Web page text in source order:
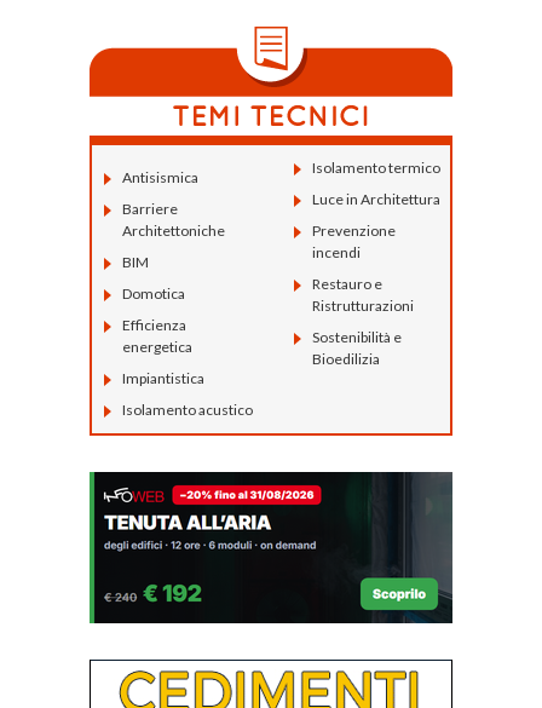
Antisismica
Barriere
Architettoniche
BIM
Domotica
Efficienza
energetica
Impiantistica
Isolamento acustico
Isolamento termico
Luce in Architettura
Prevenzione
incendi
Restauro e
Ristrutturazioni
Sostenibilità e
Bioedilizia